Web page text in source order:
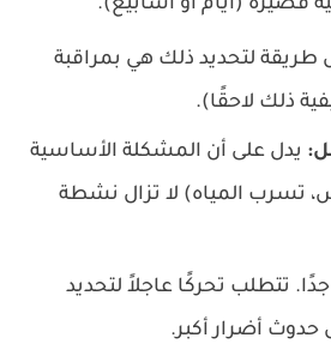
قصيرة (أيام أو أسابيع).
لتحديد ذلك هي بمراقبة
ذلك لاحقًا).
يدل على أن المشكلة الأساسية
تسرب المياه) لا تزال نشطة
جدًا. تتطلب تحركًا عاجلاً لتحديد
حدوث أضرار أكبر.